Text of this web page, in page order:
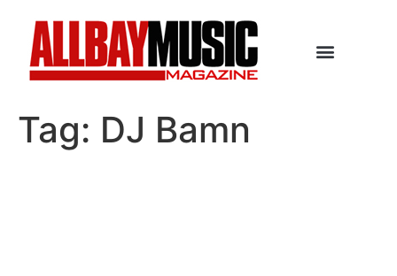
Tag: DJ Bamn